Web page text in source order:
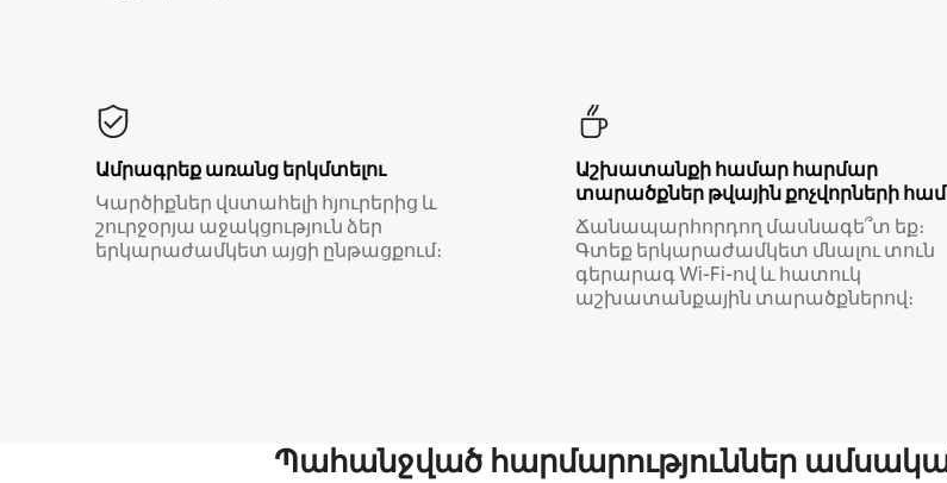
Ամրագրեք առանց երկմտելու
Կարծիքներ վստահելի հյուրերից և
շուրջօրյա աջակցություն ձեր
երկարաժամկետ այցի ընթացքում։
Աշխատանքի համար հարմար
տարածքներ թվային քոչվորների
Ճանապարհորդող մասնագե՞տ եք։
Գտեք երկարաժամկետ մնալու տուն
գերարագ Wi-Fi-ով և հատուկ
աշխատանքային տարածքներով։
Պահանջված հարմարություններ